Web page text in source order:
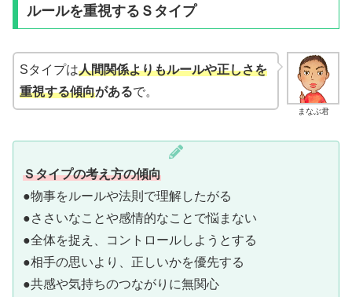
ルールを重視するＳタイプ
まなぶ君
Sタイプは人間関係よりもルールや正しさを
重視する傾向があるで。
Ｓタイプの考え方の傾向
●物事をルールや法則で理解したがる
●ささいなことや感情的なことで悩まない
●全体を捉え、コントロールしようとする
●相手の思いより、正しいかを優先する
●共感や気持ちのつながりに無関心